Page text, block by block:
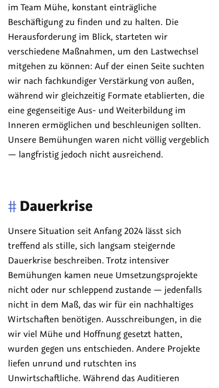
im Team Mühe, konstant einträgliche
Beschäftigung zu finden und zu halten. Die
Herausforderung im Blick, starteten wir
verschiedene Maßnahmen, um den Lastwechsel
mitgehen zu können: Auf der einen Seite suchten
wir nach fachkundiger Verstärkung von außen,
während wir gleichzeitig Formate etablierten, die
eine gegenseitige Aus- und Weiterbildung im
Inneren ermöglichen und beschleunigen sollten.
Unsere Bemühungen waren nicht völlig vergeblich
— langfristig jedoch nicht ausreichend.
# Dauerkrise
Unsere Situation seit Anfang 2024 lässt sich
treffend als stille, sich langsam steigernde
Dauerkrise beschreiben. Trotz intensiver
Bemühungen kamen neue Umsetzungsprojekte
nicht oder nur schleppend zustande — jedenfalls
nicht in dem Maß, das wir für ein nachhaltiges
Wirtschaften benötigen. Ausschreibungen, in die
wir viel Mühe und Hoffnung gesetzt hatten,
wurden gegen uns entschieden. Andere Projekte
liefen unrund und rutschten ins
Unwirtschaftliche. Während das Auditieren